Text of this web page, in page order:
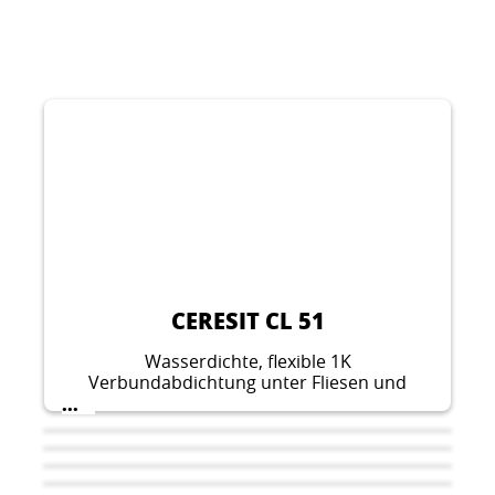
CERESIT CL 51
Wasserdichte, flexible 1K
Verbundabdichtung unter Fliesen und
...